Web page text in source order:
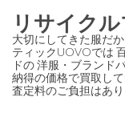
ン
テ
ン
ツ
リサイク
大切にしてきた服だ
ティックUOVOでは
ドの 洋服・ブランド
納得の価格で買取し
査定料のご負担はあ